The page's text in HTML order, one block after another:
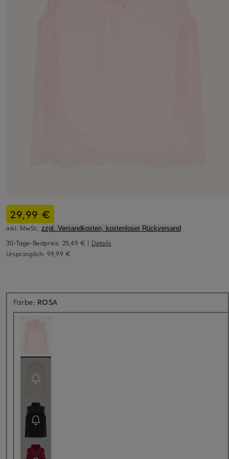
29,99 €
inkl. MwSt., zzgl. Versandkosten, kostenloser Rückversand
30-Tage-Bestpreis: 25,49 € | Details
Ursprünglich: 99,99 €
Farbe: ROSA